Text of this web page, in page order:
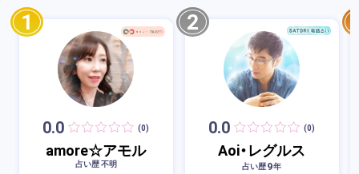
1
0.0 (0)
amore☆アモル
占い歴 不明
2
0.0 (0)
Aoi・レグルス
占い歴9年